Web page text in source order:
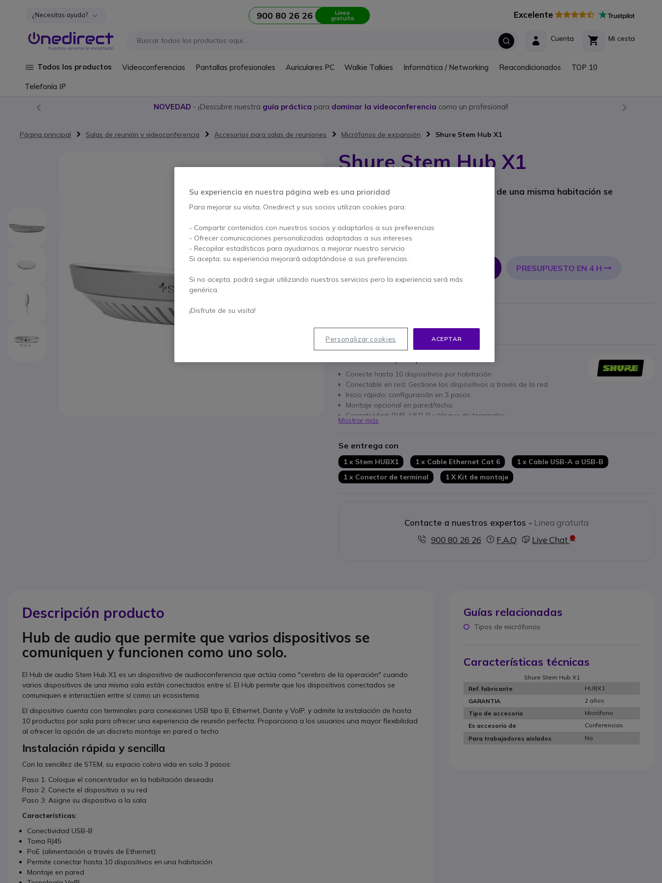
Ir al contenido
¿Necesitas ayuda? 900 80 26 26 Linea
gratuita Excelente
Mi cesta
Cuenta
Todos los productos Videoconferencias Pantallas profesionales Auriculares PC Walkie Talkies Informática / Networking Reacondicionados TOP 10
Telefonía IP
NOVEDAD - ¡Descubre nuestra guía práctica para dominar la videoconferencia como un profesional!
Página principal Salas de reunión y videoconferencia Accesorios para salas de reuniones Micrófonos de expansión Shure Stem Hub X1
Shure Stem Hub X1
Hub que permite que varios aparatos de una misma habitación se
665,45 €
469,95 € s/Iva -
Cantidad
PRESUPUESTO EN 4 H
Paga en 3 pagos de189,55 € Mostrar más
Conecte hasta 10 dispositivos por habitación
Conectable en red: Gestione los dispositivos a través de la red
Inicio rápido: configuración en 3 pasos
Montaje opcional en pared/techo
Conectividad: RJ45, USB-B y bloque de terminales
Compatible con varias plataformas de videoconferencia
Mostrar más
Se entrega con
1 x Stem HUBX1 1 x Cable Ethernet Cat 6
1 x Cable USB-A a USB-B
1 x Conector de terminal
1 X Kit de montaje
Contacte a nuestros expertos - Linea gratuita
900 80 26 26
F.A.Q Live Chat
Descripción producto
Hub de audio que permite que varios dispositivos se
comuniquen y funcionen como uno solo.
El Hub de audio Stem Hub X1 es un dispositivo de audioconferencia que actúa como "cerebro de la operación" cuando
varios dispositivos de una misma sala están conectados entre sí. El Hub permite que los dispositivos conectados se
comuniquen e interactúen entre sí como un ecosistema.
El dispositivo cuenta con terminales para conexiones USB tipo B, Ethernet, Dante y VoIP, y admite la instalación de hasta
10 productos por sala para ofrecer una experiencia de reunión perfecta. Proporciona a los usuarios una mayor flexibilidad
al ofrecer la opción de un discreto montaje en pared o techo.
Instalación rápida y sencilla
Con la sencillez de STEM, su espacio cobra vida en solo 3 pasos:
Paso 1: Coloque el concentrador en la habitación deseada
Paso 2: Conecte el dispositivo a su red
Paso 3: Asigne su dispositivo a la sala
Características:
Conectividad USB-B
Toma RJ45
PoE (alimentación a través de Ethernet)
Permite conectar hasta 10 dispositivos en una habitación
Montaje en pared
Guías relacionadas
Tipos de micrófonos
Características técnicas
Shure Stem Hub X1
Ref. fabricante
HUBX1
GARANTIA
2 años
Tipo de accesorio
Micrófono
Es accesorio de
Conferencias
Para trabajadores aislados
No
Su experiencia en nuestra página web es una prioridad
Para mejorar su visita, Onedirect y sus socios utilizan cookies para:
- Compartir contenidos con nuestros socios y adaptarlos a sus preferencias
- Ofrecer comunicaciones personalizadas adaptadas a sus intereses
- Recopilar estadísticas para ayudarnos a mejorar nuestro servicio
Si acepta, su experiencia mejorará adaptándose a sus preferencias.
Si no acepta, podrá seguir utilizando nuestros servicios pero la experiencia será más
genérica.
¡Disfrute de su visita!
ACEPTAR
Personalizar cookies